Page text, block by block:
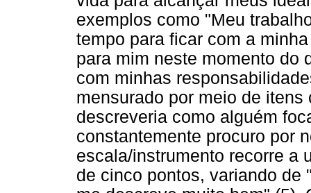
exemplos como "Meu
tempo para ficar com a
para mim neste momento do
com minhas
mensurado por meio de
descreveria como alguém
constantemente procuro por
escala/instrumento recorre a
de cinco pontos, variando de